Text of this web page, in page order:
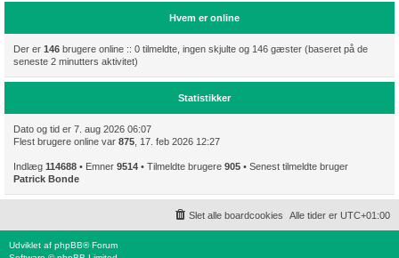
Hvem er online
Der er 146 brugere online :: 0 tilmeldte, ingen skjulte og 146 gæster (baseret på de
seneste 2 minutters aktivitet)
Statistikker
Dato og tid er 7. aug 2026 06:07
Flest brugere online var 875 , 17. feb 2026 12:27
Indlæg 114688 • Emner 9514 • Tilmeldte brugere 905 • Senest tilmeldte bruger
Patrick Bonde
Alle tider er UTC+01:00
Slet alle boardcookies
Udviklet af phpBB® Forum